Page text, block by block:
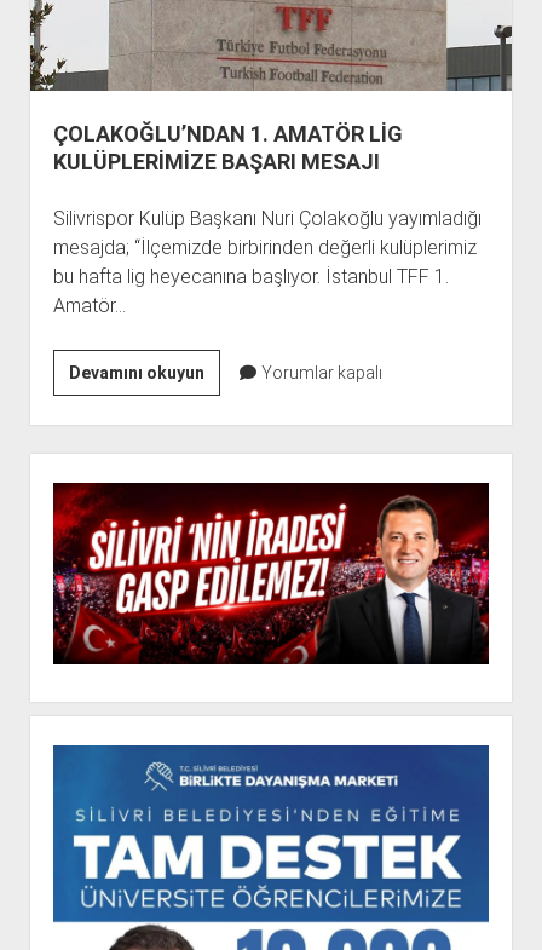
ÇOLAKOĞLU’NDAN 1. AMATÖR LİG
KULÜPLERİMİZE BAŞARI MESAJI
Silivrispor Kulüp Başkanı Nuri Çolakoğlu yayımladığı
mesajda; “İlçemizde birbirinden değerli kulüplerimiz
bu hafta lig heyecanına başlıyor. İstanbul TFF 1.
Amatör…
Devamını okuyunÇOLAKOĞLU’NDAN
1.
AMATÖR
LİG
KULÜPLERİMİZE
BAŞARI
MESAJI
Yorumlar kapalı
Menü